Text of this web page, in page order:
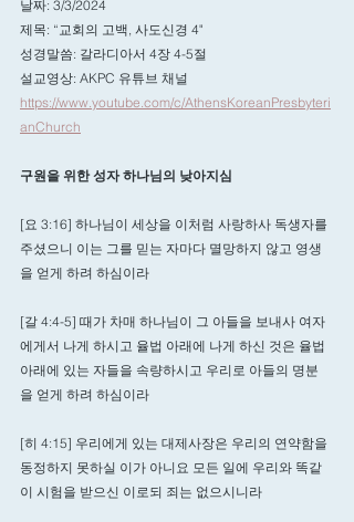
날짜: 3/3/2024
제목: “교회의 고백, 사도신경 4"
성경말씀: 갈라디아서 4장 4-5절
설교영상: AKPC 유튜브 채널
https://www.youtube.com/c/AthensKoreanPresbyteri
anChurch
구원을 위한 성자 하나님의 낮아지심
[요 3:16] 하나님이 세상을 이처럼 사랑하사 독생자를
주셨으니 이는 그를 믿는 자마다 멸망하지 않고 영생
을 얻게 하려 하심이라
[갈 4:4-5] 때가 차매 하나님이 그 아들을 보내사 여자
에게서 나게 하시고 율법 아래에 나게 하신 것은 율법
아래에 있는 자들을 속량하시고 우리로 아들의 명분
을 얻게 하려 하심이라
[히 4:15] 우리에게 있는 대제사장은 우리의 연약함을
동정하지 못하실 이가 아니요 모든 일에 우리와 똑같
이 시험을 받으신 이로되 죄는 없으시니라